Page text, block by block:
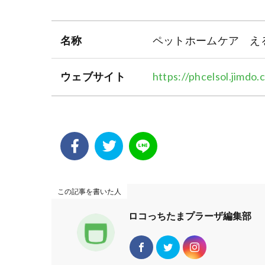
名称 ペットホームケア え
ウェブサイト https://
この記事を書いた人
ロコっちたまプラーザ編集部